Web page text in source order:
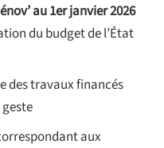
au 1er janvier 2026
du budget de l’État
des travaux financés
aux